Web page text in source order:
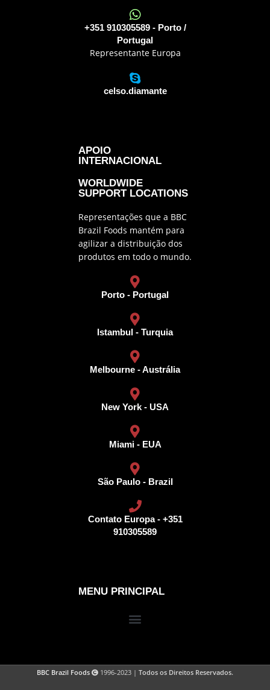
+351 910305589 - Porto /
Portugal
Representante Europa
celso.diamante
APOIO
INTERNACIONAL
WORLDWIDE
SUPPORT LOCATIONS
Representações que a BBC
Brazil Foods mantém para
agilizar a distribuição dos
produtos em todo o mundo.
Porto - Portugal
Istambul - Turquia
Melbourne - Austrália
New York - USA
Miami - EUA
São Paulo - Brazil
Contato Europa - +351
910305589
MENU PRINCIPAL
BBC Brazil Foods 1996-2023 | Todos os Direitos Reservados.